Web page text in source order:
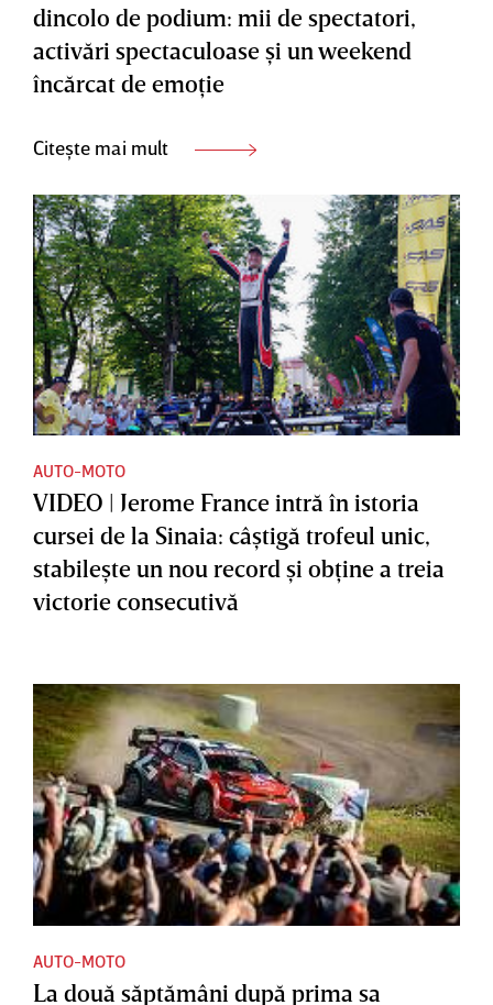
dincolo de podium: mii de spectatori,
activări spectaculoase şi un weekend
încărcat de emoţie
Citește mai mult
AUTO-MOTO
VIDEO | Jerome France intră în istoria
cursei de la Sinaia: câştigă trofeul unic,
stabileşte un nou record şi obţine a treia
victorie consecutivă
AUTO-MOTO
La două săptămâni după prima sa